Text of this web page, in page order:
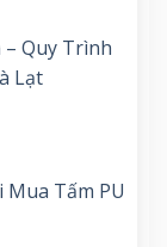
– Quy Trình
Lạt
Mua Tấm PU